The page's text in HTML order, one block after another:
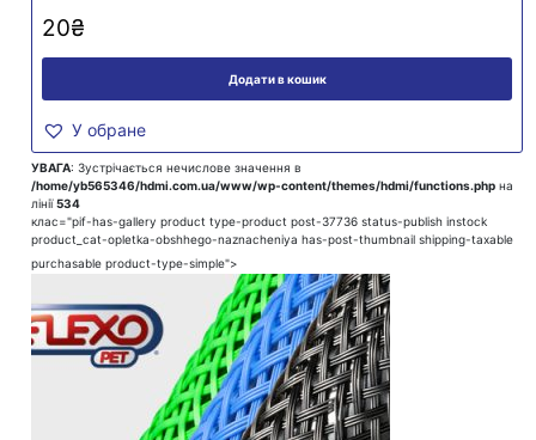
20₴
Додати в кошик
У обране
УВАГА: Зустрічається нечислове значення в
/home/yb565346/hdmi.com.ua/www/wp-content/themes/hdmi/functions.php на
лінії534
клас="pif-has-gallery product type-product post-37736 status-publish instock
product_cat-opletka-obshhego-naznacheniya has-post-thumbnail shipping-taxable
purchasable product-type-simple">